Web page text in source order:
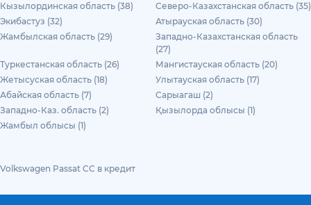
Кызылординская область (38)
Северо-Казахстанская область (35)
Экибастуз (32)
Атырауская область (30)
Жамбылская область (29)
Западно-Казахстанская область
(27)
Туркестанская область (26)
Мангистауская область (20)
Жетысуская область (18)
Улытауская область (17)
Абайская область (7)
Сарыагаш (2)
Западно-Каз. область (2)
Қызылорда облысы (1)
Жамбыл облысы (1)
Volkswagen Passat CC в кредит